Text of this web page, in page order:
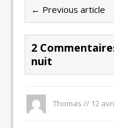
← Previous article
2
nuit
Thomas // 12